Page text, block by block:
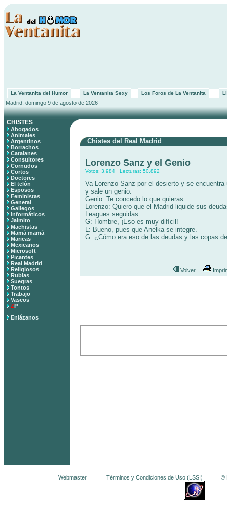
La Ventanita del Humor La Ventanita Sexy Los Foros de La Ventanita
Madrid, domingo 9 de agosto de 2026
CHISTES
Abogados
Animales
Argentinos
Borrachos
Catalanes
Consultores
Cornudos
Cortos
Doctores
El telón
Esposos
Feministas
General
Gallegos
Informáticos
Jaimito
Machistas
Mamá mamá
Maricas
Mexicanos
Microsoft
Picantes
Real Madrid
Religiosos
Rubias
Suegras
Tontos
Trabajo
Vascos
ZP
Enlázanos
Chistes del Real Madrid
Lorenzo Sanz y el Genio
Votos: 3.984 Lecturas: 50.892
Va Lorenzo Sanz por el desierto y se
y sale un genio.
Genio: Te concedo lo que quieras.
Lorenzo: Quiero que el Madrid liquide sus
Leagues seguidas.
G: Hombre, ¡Eso es muy difícil!
L: Bueno, pues que Anelka se integre.
G: ¿Cómo era eso de las deudas y las copas
Volver
Webmaster Términos y Condiciones de Uso (LSSI) © La